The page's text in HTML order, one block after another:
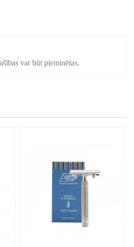
var būt pieminētas.